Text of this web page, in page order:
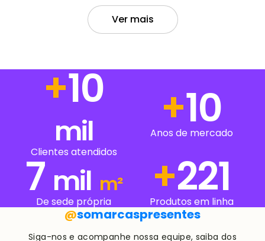
Ver mais
12 mil +12
Anos de mercado
7 mil m²
De sede própria +281
Produtos em linha
@somarcaspresentes
Siga-nos e acompanhe nossa equipe, saiba dos
lançamentos de produtos e novas coleções.